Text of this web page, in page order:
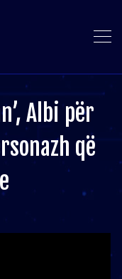
Albi për
që